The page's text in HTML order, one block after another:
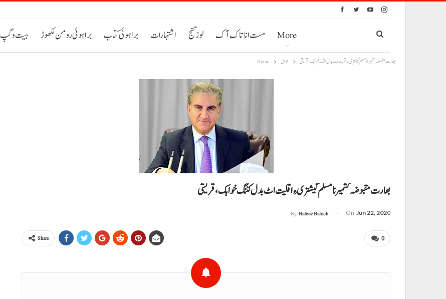
ہیت و گپ براہوئی رومن لکھوڑ براہوئی کتاب اشتہارات لوز گنج مست انا تاک آک More
Home حوال بھا رت مقبوضہ کشمیر نا مسلم گیشتری ءِ اقلیت اٹ بدل کننگ خواہک، قریشی
بھا رت مقبوضہ کشمیر نا مسلم گیشتری ءِ اقلیت اٹ بدل کننگ خواہک، قریشی
By Hafeez Baloch On Jun 22, 2020
0
Share